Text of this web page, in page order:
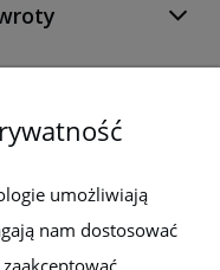
bieżąco z nowościami i
umożliwiają
nam dostosować